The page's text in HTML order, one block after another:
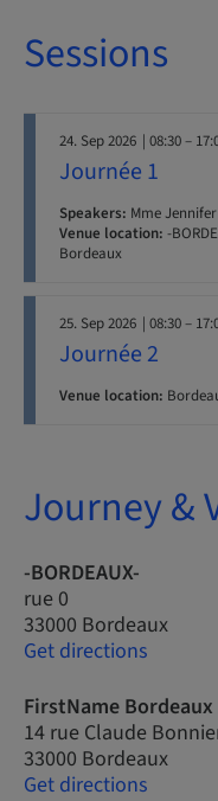
Sessions
24. Sep 2026 | 08:30 –
Journée 1
Speakers: Mme
Venue location: -
Bordeaux
25. Sep 2026 | 08:30 –
Journée 2
Venue location:
Journey &
-BORDEAUX-
rue 0
33000 Bordeaux
Get directions
FirstName Bordeaux
14 rue Claude
33000 Bordeaux
Get directions